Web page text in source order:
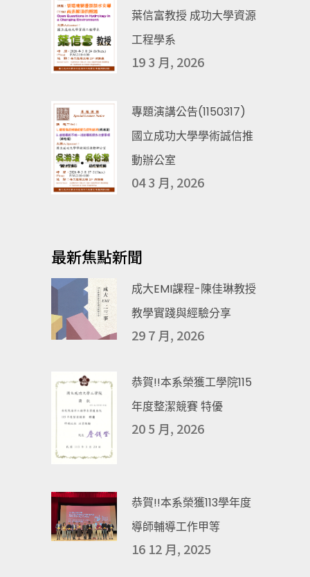
葉信富教授 成功大學資源
工程學系
19 3 月, 2026
專題演講公告(1150317)
國立成功大學學術誠信推
動辦公室
04 3 月, 2026
最新焦點新聞
成大EMI課程-陳佳琳教授
教學實踐與經驗分享
29 7 月, 2026
恭賀!!本系榮獲工學院115
年度整潔競賽 特優
20 5 月, 2026
恭賀!!本系榮獲113學年度
導師輔導工作甲等
16 12 月, 2025